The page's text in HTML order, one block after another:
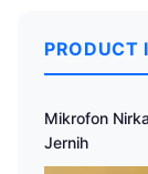
PRODUCT
Mikrofon
Jernih